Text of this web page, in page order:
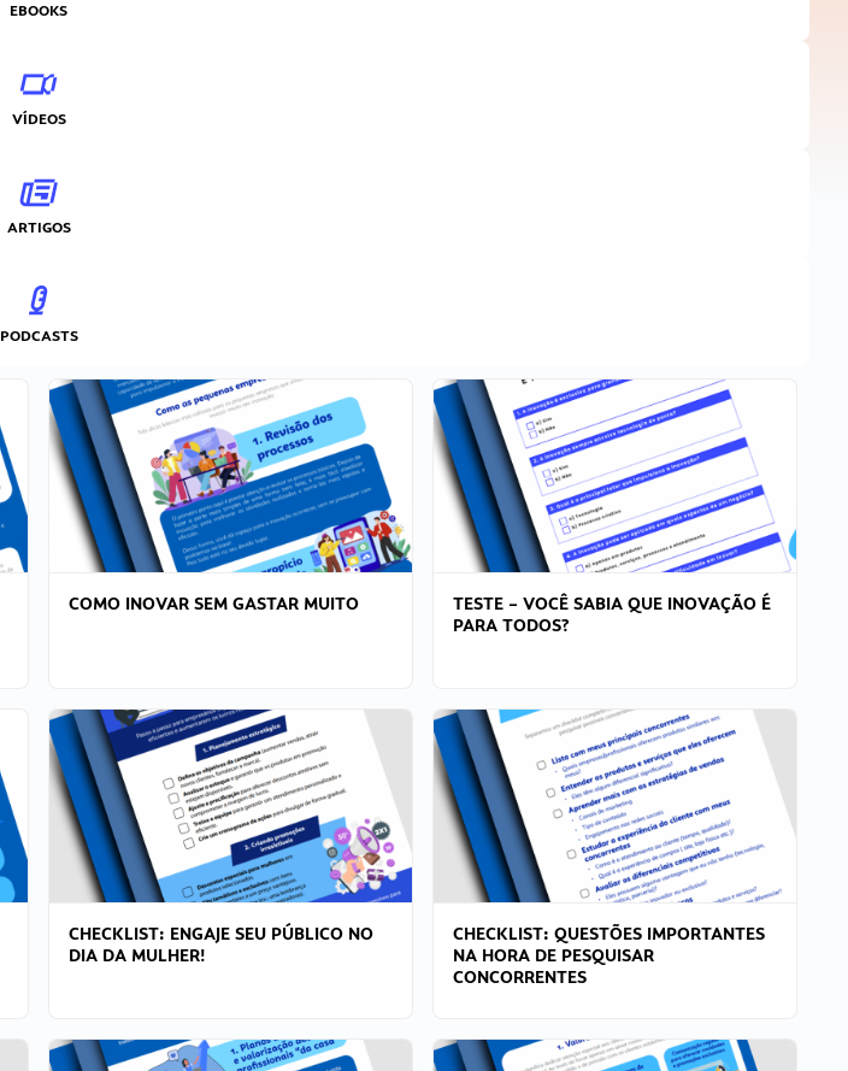
EBOOKS
VÍDEOS
ARTIGOS
PODCASTS
COMO INOVAR SEM GASTAR MUITO
TESTE – VOCÊ SABIA QUE INOVAÇÃO É
PARA TODOS?
CHECKLIST: ENGAJE SEU PÚBLICO NO
DIA DA MULHER!
CHECKLIST: QUESTÕES IMPORTANTES
NA HORA DE PESQUISAR
CONCORRENTES